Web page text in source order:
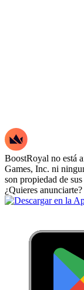
BoostRoyal no está
Games, Inc. ni
son propiedad de
¿Quieres